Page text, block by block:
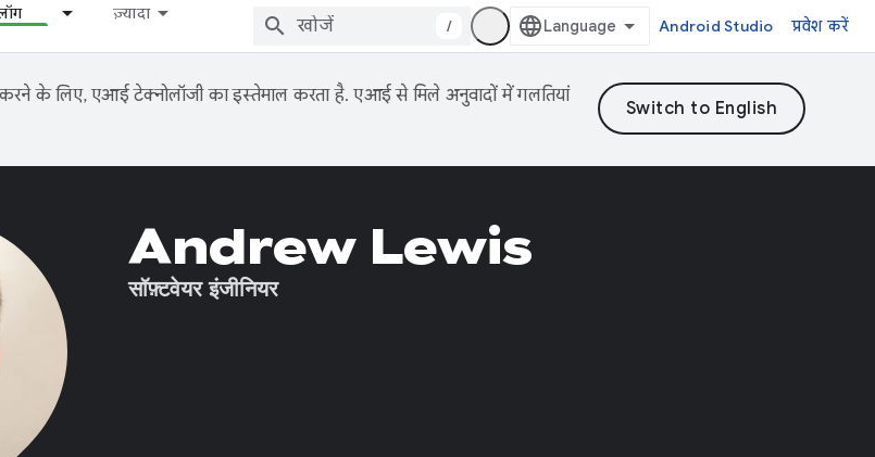
ज़्यादा
/ Android Studio प्रवेश करें
के लिए, एआई टेक्नोलॉजी का इस्तेमाल करता है. एआई से मिले अनुवादों में गलतियां
Andrew Lewis
सॉफ़्टवेयर इंजीनियर